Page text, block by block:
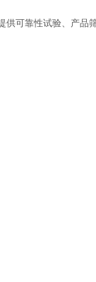
可靠性试验、产品